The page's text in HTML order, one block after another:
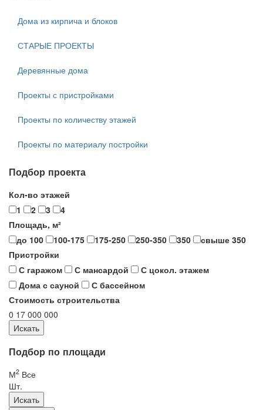
Дома из кирпича и блоков
СТАРЫЕ ПРОЕКТЫ
Деревянные дома
Проекты с пристройками
Проекты по количеству этажей
Проекты по материалу постройки
Подбор проекта
Кол-во этажей
1
2 3
4
Площадь, м²
до 100
100-175 175-250 250-350 350
свыше 350
Пристройки
С гаражом
С мансардой
С цокол. этажем
Дома с сауной
С бассейном
Стоимость строительства
0 17 000 000
Подбор по площади
М2 Все
Шт.